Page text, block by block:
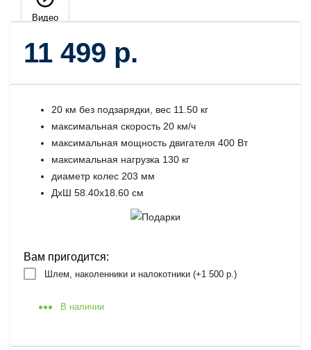
Видео
11 499 р.
20 км без подзарядки, вес 11.50 кг
максимальная скорость 20 км/ч
максимальная мощность двигателя 400 Вт
максимальная нагрузка 130 кг
диаметр колес 203 мм
ДхШ 58.40х18.60 cм
Вам пригодится:
Шлем, наколенники и налокотники (+1 500 р.)
В наличии